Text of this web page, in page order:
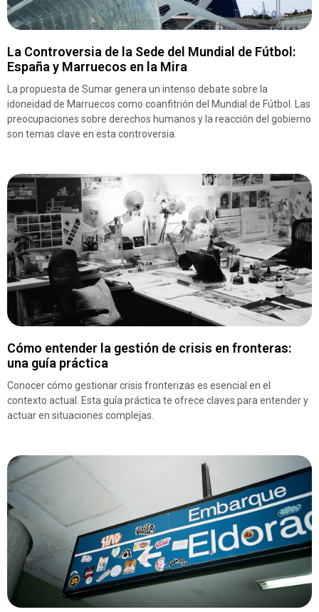
La Controversia de la Sede del Mundial de Fútbol:
España y Marruecos en la Mira
La propuesta de Sumar genera un intenso debate sobre la
idoneidad de Marruecos como coanfitrión del Mundial de Fútbol. Las
preocupaciones sobre derechos humanos y la reacción del gobierno
son temas clave en esta controversia.
Cómo entender la gestión de crisis en fronteras:
una guía práctica
Conocer cómo gestionar crisis fronterizas es esencial en el
contexto actual. Esta guía práctica te ofrece claves para entender y
actuar en situaciones complejas.